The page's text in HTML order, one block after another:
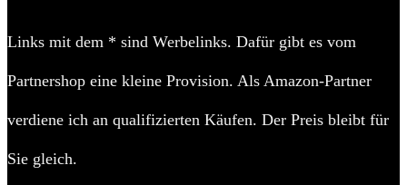
Links mit dem * sind Werbelinks. Dafür gibt es vom
Partnershop eine kleine Provision. Als Amazon-Partner
verdiene ich an qualifizierten Käufen. Der Preis bleibt für
Sie gleich.